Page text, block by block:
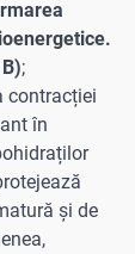
;
contracției
în
și de